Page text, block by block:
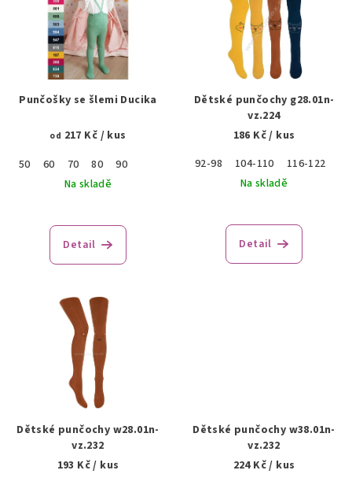
Punčošky se šlemi Ducika
od 217 Kč / kus
50
60 70 80
90
Na skladě
Detail
Dětské punčochy g28.01n-
vz.224
186 Kč/ kus
92-98
104-110
116-122
Na skladě
Detail
Dětské punčochy w28.01n-
vz.232
193 Kč/ kus
Dětské punčochy w38.01n-
vz.232
224 Kč/ kus